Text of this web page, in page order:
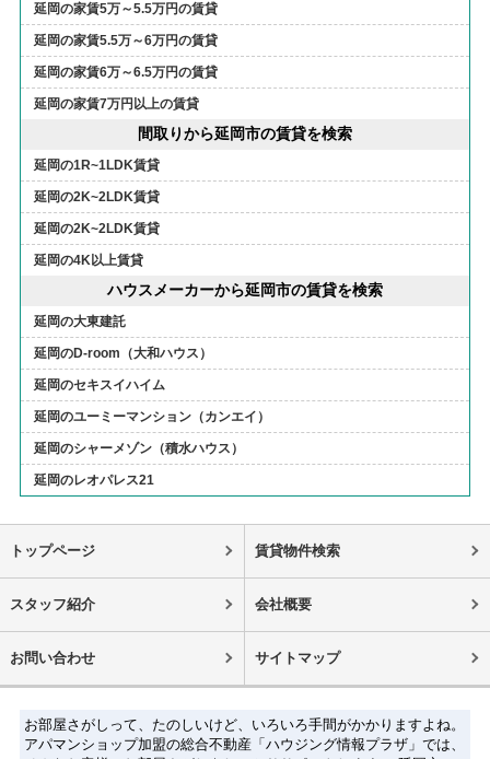
延岡の家賃5万～5.5万円の賃貸
延岡の家賃5.5万～6万円の賃貸
延岡の家賃6万～6.5万円の賃貸
延岡の家賃7万円以上の賃貸
間取りから延岡市の賃貸を検索
延岡の1R~1LDK賃貸
延岡の2K~2LDK賃貸
延岡の2K~2LDK賃貸
延岡の4K以上賃貸
ハウスメーカーから延岡市の賃貸を検索
延岡の大東建託
延岡のD-room（大和ハウス）
延岡のセキスイハイム
延岡のユーミーマンション（カンエイ）
延岡のシャーメゾン（積水ハウス）
延岡のレオパレス21
トップページ 賃貸物件検索
スタッフ紹介 会社概要
お問い合わせ サイトマップ
お部屋さがしって、たのしいけど、いろいろ手間がかかりますよね。
アパマンショップ加盟の総合不動産「ハウジング情報プラザ」では、